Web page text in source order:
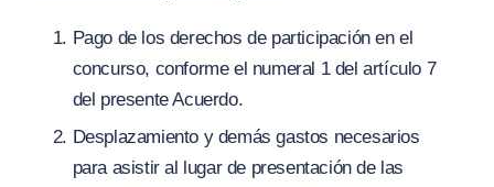
Pago de los derechos de participación en el
concurso, conforme el numeral 1 del artículo 7
del presente Acuerdo.
Desplazamiento y demás gastos necesarios
para asistir al lugar de presentación de las